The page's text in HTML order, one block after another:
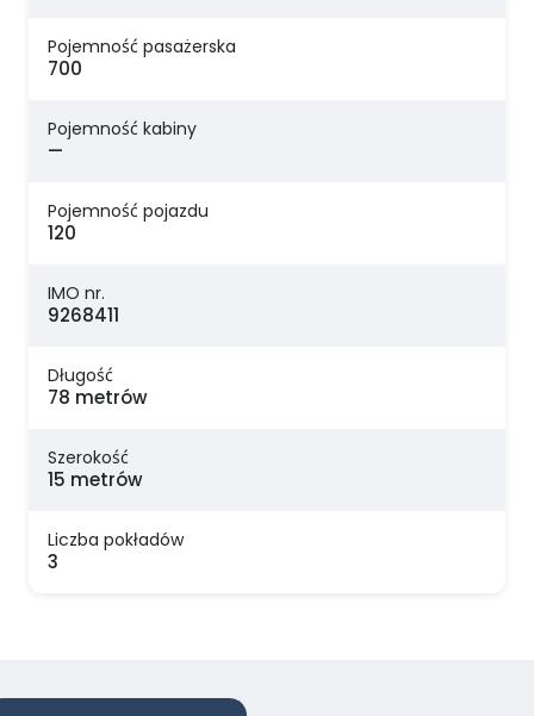
Pojemność pasażerska
700
Pojemność kabiny
—
Pojemność pojazdu
120
IMO nr.
9268411
Długość
78 metrów
Szerokość
15 metrów
Liczba pokładów
3